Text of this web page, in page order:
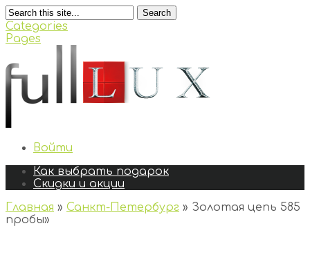
Search
Categories
Pages
Войти
Как выбрать подарок
Скидки и акции
Главная » Санкт-Петербург » Золотая цепь 585
пробы»